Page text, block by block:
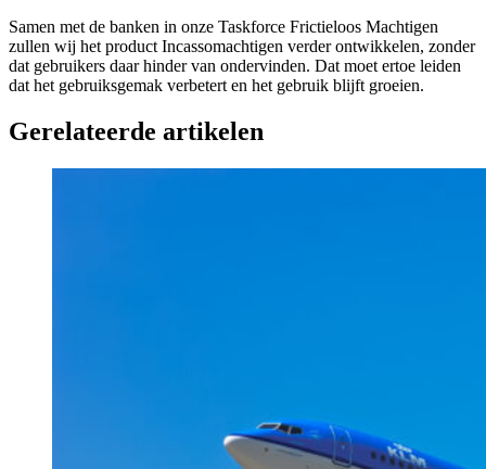
Samen met de banken in onze Taskforce Frictieloos Machtigen
zullen wij het product Incassomachtigen verder ontwikkelen, zonder
dat gebruikers daar hinder van ondervinden. Dat moet ertoe leiden
dat het gebruiksgemak verbetert en het gebruik blijft groeien.
Gerelateerde artikelen